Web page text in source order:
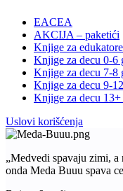
EACEA
AKCIJA – paketići
Knjige za edukatore
Knjige za decu 0-6
Knjige za decu 7-8
Knjige za decu 9-
Knjige za decu
Uslovi korišćenja
„Medvedi spavaju zimi,
onda Meda Buuu spava